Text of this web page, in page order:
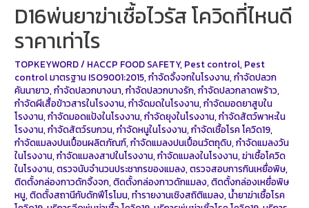
D16พ่นยาฆ่าเชื้อไวรัส โควิดที่ไหนดี
ราคาเท่าไร
TOPKEYWORD/ HACCP FOOD SAFETY, Pest control, Pest
control มาตรฐาน ISO9001:2015,กำจัดจิ้งจกในโรงงาน,กำจัดปลวก
คันนายาว,กำจัดปลวกบางนา,กำจัดปลวกบางรัก,กำจัดปลวกลาดพร้าว,
กำจัดผีเสื้อข้าวสารในโรงงาน,กำจัดมดในโรงงาน,กำจัดมอดยาสูบใน
โรงงาน,กำจัดมอดแป้งในโรงงาน,กำจัดยุงในโรงงาน,กำจัดสัตว์พาหะใน
โรงงาน,กำจัดสัตว์รบกวน,กำจัดหนูในโรงงาน,กำจัดเชื้อโรค โควิด19,
กำจัดแมลงปนเปื้อนผลิตภัณฑ์,กำจัดแมลงปนเปื้อนวัตถุดิบ,กำจัดแมลงวัน
ในโรงงาน,กำจัดแมลงสาปในโรงงาน,กำจัดแมลงในโรงงาน,ฆ่าเชื้อโควิด
ในโรงงาน,ตรวจนับจำนวนประชากรของแมลง,ตรวจสอบการกินเหยื่อพิษ,
ติดตั้งกล่องกาวดักจิ้งจก,ติดตั้งกล่องกาวดักแมลง,ติดตั้งกล่องเหยื่อพิษ
หนู,ติดตั้งสถานีกับดักฟีโรโมน,ทำรายงานเชิงสถิติแมลง,น้ำยาฆ่าเชื้อโรค